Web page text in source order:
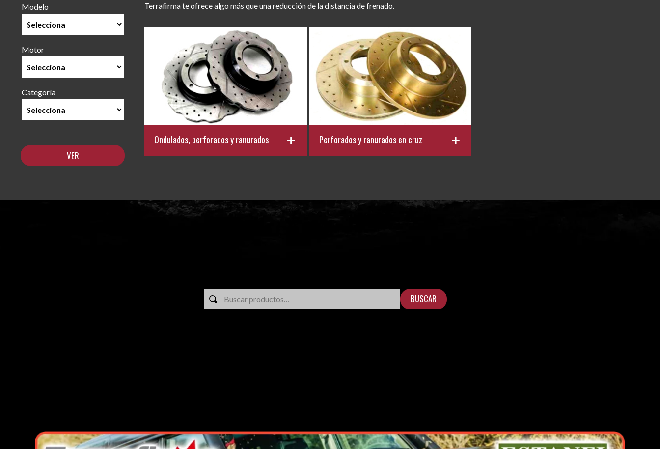
Modelo
Motor
Categoría
Terrafirma te ofrece algo más que una reducción de la distancia de frenado.
Ondulados, perforados y ranurados Perforados y ranurados en cruz
BUSCAR